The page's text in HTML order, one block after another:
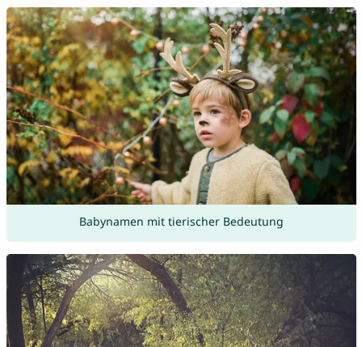
Babynamen mit tierischer Bedeutung